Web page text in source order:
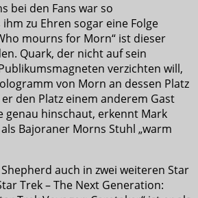
bei den Fans war so
zu Ehren sogar eine Folge
mourns for Morn“ ist dieser
Quark, der nicht auf sein
verzichten will,
von Morn an dessen Platz
den Platz einem anderem Gast
genau hinschaut, erkennt Mark
Bajoraner Morns Stuhl „warm
Shepherd auch in zwei weiteren Star
Trek – The Next Generation: